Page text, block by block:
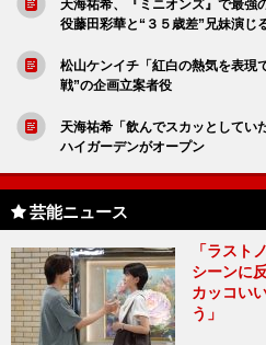
天海祐希、『ミニオンズ』で最
役藤田彩華と“３５歳差”兄妹演じ
松山ケンイチ「紅白の熱気を表
戦”の企画立案者役
天海祐希「飲んでスカッとして
ハイガーデンがオープン
芸能ニュース
「ラスト
シーンに
カッコい
う」